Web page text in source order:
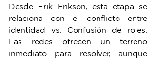
Desde Erik Erikson, esta etapa se
relaciona con el conflicto entre
identidad vs. Confusión de roles.
Las redes ofrecen un terreno
inmediato para resolver, aunque